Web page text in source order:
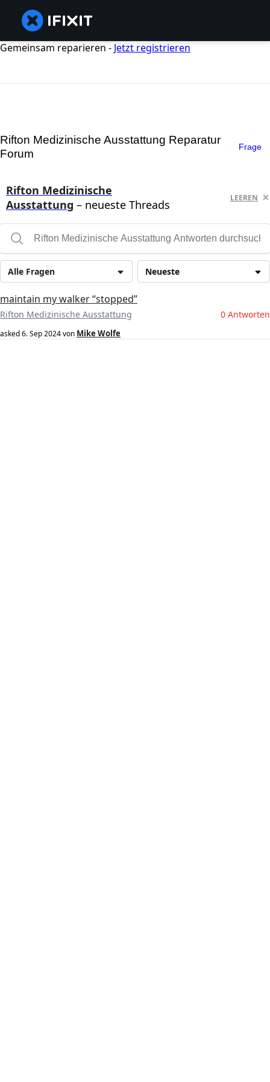
Gemeinsam reparieren - Jetzt registrieren
Rifton Medizinische Ausstattung Reparatur
Forum
Frage
Rifton Medizinische
Ausstattung – neueste Threads LEEREN
Neueste
Alle Fragen
maintain my walker “stopped”
Rifton Medizinische Ausstattung 0 Antworten
asked6. Sep 2024von Mike Wolfe